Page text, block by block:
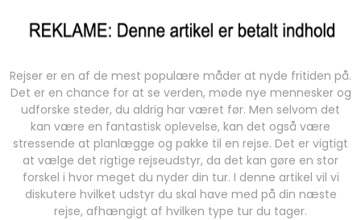
Rejser er en af ​​de mest populære måder at nyde fritiden på.
Det er en chance for at se verden, møde nye mennesker og
udforske steder, du aldrig har været før. Men selvom det
kan være en fantastisk oplevelse, kan det også være
stressende at planlægge og pakke til en rejse. Det er vigtigt
at vælge det rigtige rejseudstyr, da det kan gøre en stor
forskel i hvor meget du nyder din tur. I denne artikel vil vi
diskutere hvilket udstyr du skal have med på din næste
rejse, afhængigt af hvilken type tur du tager.